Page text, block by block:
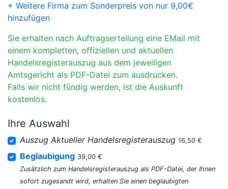
+ Weitere Firma zum Sonderpreis von nur 9,00€
hinzufügen
Sie erhalten nach Auftragserteilung eine EMail mit
einem kompletten, offiziellen und aktuellen
Handelsregisterauszug aus dem jeweiligen
Amtsgericht als PDF-Datei zum ausdrucken.
Falls wir nicht fündig werden, ist die Auskunft
kostenlos.
Ihre Auswahl
Auszug Aktueller Handelsregisterauszug 16,50 €
Beglaubigung 39,00 €
Zusätzlich zum Handelsregisterauszug als PDF-Datei, der Ihnen
sofort zugesandt wird, erhalten Sie einen beglaubigten